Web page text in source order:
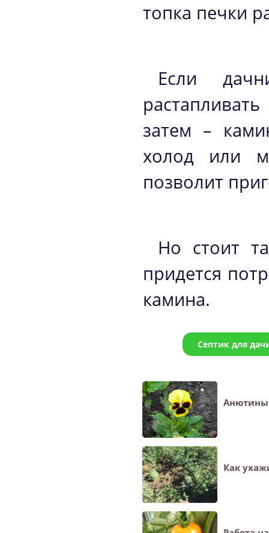
топка печки
Если
затем –
холод или
позволит
Но стоит
придется
камина.
Септик для
Анютины
Как